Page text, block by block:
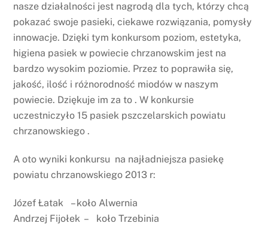
nasze działalności jest nagrodą dla tych, którzy chcą
pokazać swoje pasieki, ciekawe rozwiązania, pomysły
innowacje. Dzięki tym konkursom poziom, estetyka,
higiena pasiek w powiecie chrzanowskim jest na
bardzo wysokim poziomie. Przez to poprawiła się,
jakość, ilość i różnorodność miodów w naszym
powiecie. Dziękuje im za to . W konkursie
uczestniczyło 15 pasiek pszczelarskich powiatu
chrzanowskiego .
A oto wyniki konkursu na najładniejsza pasiekę
powiatu chrzanowskiego 2013 r:
Józef Łatak – koło Alwernia
Andrzej Fijołek – koło Trzebinia